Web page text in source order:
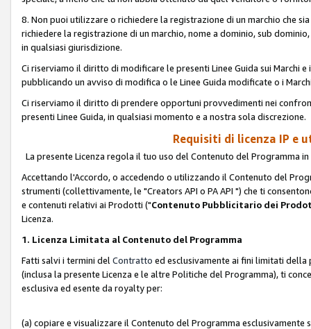
8. Non puoi utilizzare o richiedere la registrazione di un marchio che
richiedere la registrazione di un marchio, nome a dominio, sub
in qualsiasi giurisdizione.
Ci riserviamo il diritto di modificare le presenti Linee Guida sui Marchi
pubblicando un avviso di modifica o le Linee Guida modificate o i
Ci riserviamo il diritto di prendere opportuni provvedimenti nei
presenti Linee Guida, in qualsiasi momento e a nostra sola discrezione.
Requisiti di licenza IP e
La presente Licenza regola il tuo uso del Contenuto del Programma
Accettando l'Accordo, o accedendo o utilizzando il Contenuto del
strumenti (collettivamente, le "Creators API o PA API ") che ti
e contenuti relativi ai Prodotti ("Contenuto Pubblicitario dei
Licenza.
1. Licenza Limitata al Contenuto del Programma
Fatti salvi i termini del Contratto ed esclusivamente ai fini limitati
(inclusa la presente Licenza e le altre Politiche del Programma), ti
esclusiva ed esente da royalty per:
(a) copiare e visualizzare il Contenuto del Programma esclusivamente